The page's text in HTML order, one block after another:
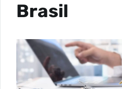
Brasil